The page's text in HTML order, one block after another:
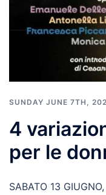
SUNDAY JUNE 7TH,
4
per le
SABATO 13